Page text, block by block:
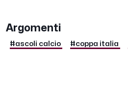
Argomenti
#ascoli calcio #coppa italia